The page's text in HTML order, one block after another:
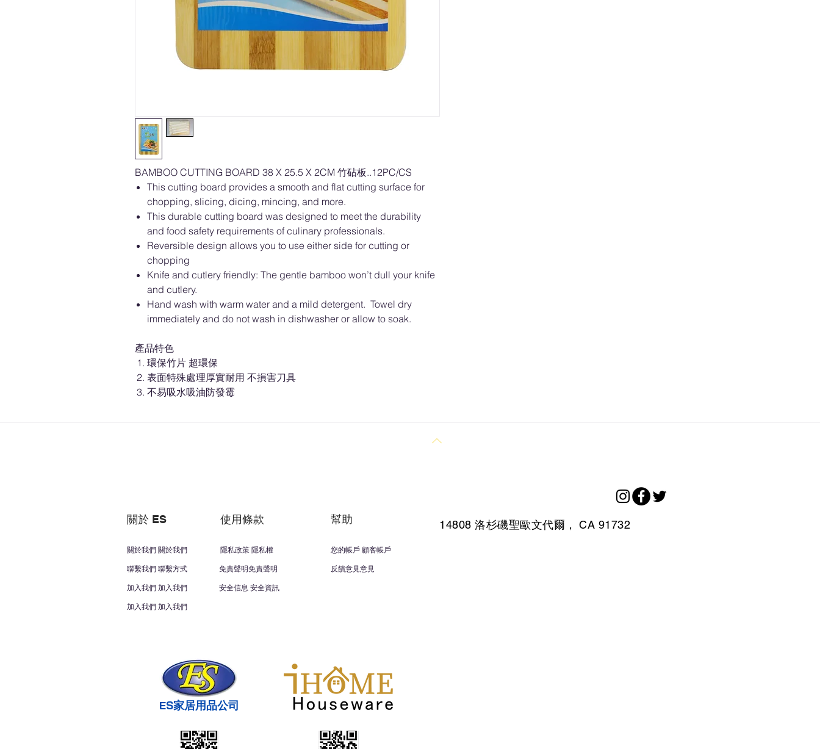
BAMBOO CUTTING BOARD 38 X 25.5 X 2CM 竹砧板..12PC/CS
This cutting board provides a smooth and flat cutting surface for
chopping, slicing, dicing, mincing, and more.
This durable cutting board was designed to meet the durability
and food safety requirements of culinary professionals.
Reversible design allows you to use either side for cutting or
chopping
Knife and cutlery friendly: The gentle bamboo won’t dull your knife
and cutlery.
Hand wash with warm water and a mild detergent. Towel dry
immediately and do not wash in dishwasher or allow to soak.
產品特色
環保竹片 超環保
表面特殊處理厚實耐用 不損害刀具
不易吸水吸油防發霉
關於 ES 使用條款 幫助
關於我們 關於我們
聯繫我們 聯繫方式
加入我們 加入我們
隱私政策 隱私權
免責聲明免責聲明
安全信息 安全資訊
您的帳戶 顧客帳戶
反饋意見意見
加入我們 加入我們
ES家居用品公司
14808 洛杉磯聖歐文代爾， CA 91732